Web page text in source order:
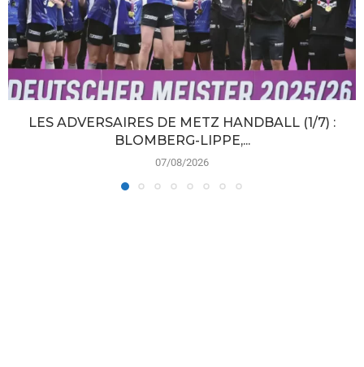
LES ADVERSAIRES DE METZ HANDBALL (1/7) :
BLOMBERG-LIPPE,...
07/08/2026